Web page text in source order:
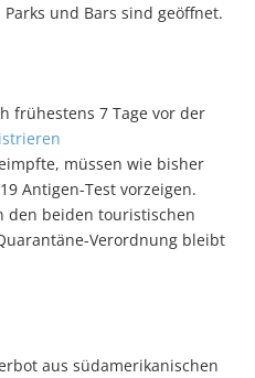
und Bars sind geöffnet.
frühestens 7 Tage vor der
müssen wie bisher
Antigen-Test vorzeigen.
den beiden touristischen
Verordnung bleibt
aus südamerikanischen